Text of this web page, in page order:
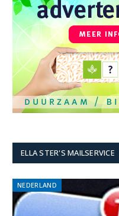
ELLA STER'S MAILSERVICE
NEDERLAND